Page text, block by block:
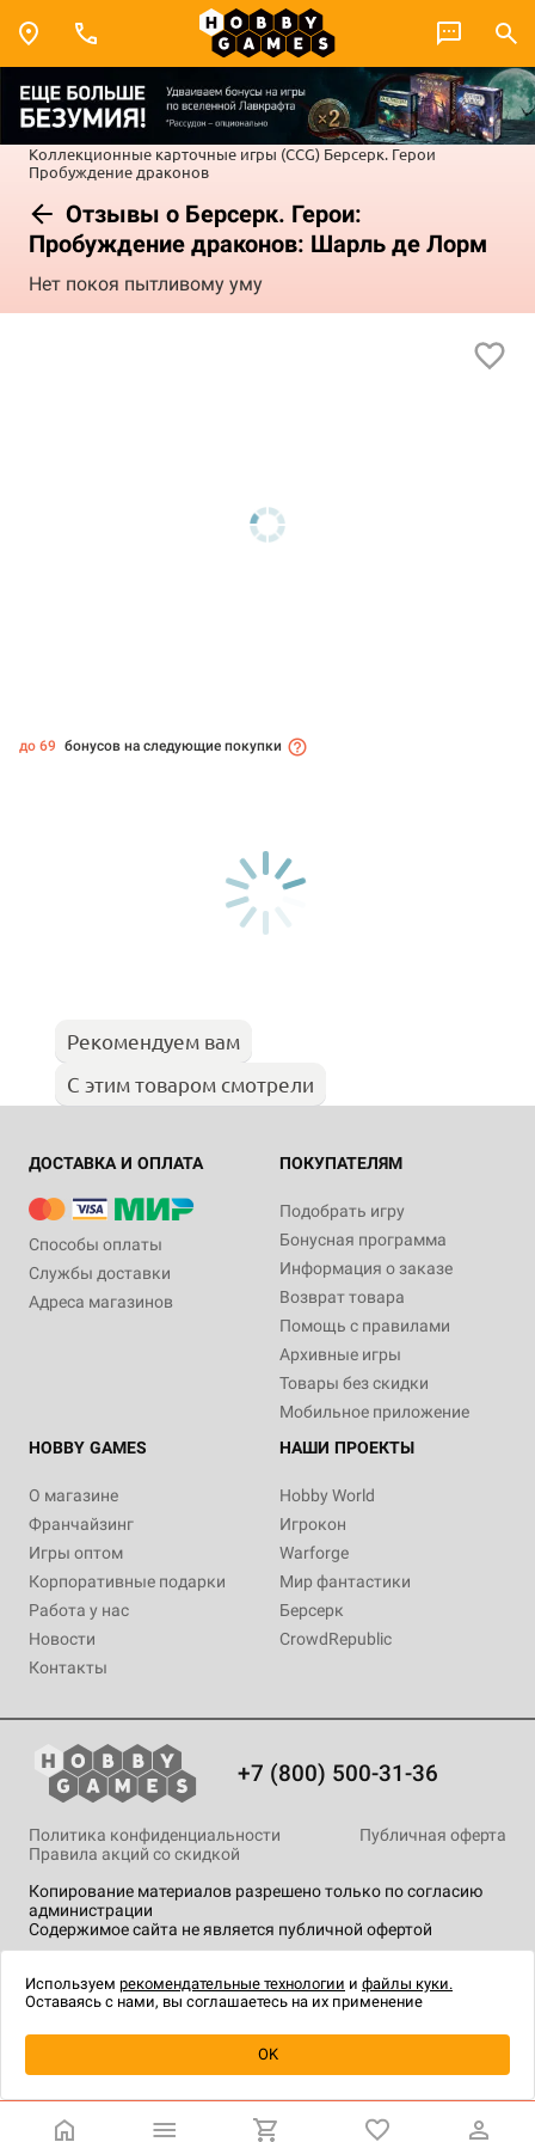
Коллекционные карточные игры (CCG) Берсерк. Герои
Пробуждение драконов
Отзывы о Берсерк. Герои:
Пробуждение драконов: Шарль де Лорм
Нет покоя пытливому уму
Уведомить о наличии
до 69 бонусов на следующие покупки
Рекомендуем вам
С этим товаром смотрели
ДОСТАВКА И ОПЛАТА
Способы оплаты
Службы доставки
Адреса магазинов
ПОКУПАТЕЛЯМ
Подобрать игру
Бонусная программа
Информация о заказе
Возврат товара
Помощь с правилами
Архивные игры
Товары без скидки
Мобильное приложение
HOBBY GAMES
О магазине
Франчайзинг
Игры оптом
Корпоративные подарки
Работа у нас
Новости
Контакты
НАШИ ПРОЕКТЫ
Hobby World
Игрокон
Warforge
Мир фантастики
Берсерк
CrowdRepublic
+7 (800) 500-31-36
Копирование материалов разрешено только по согласию
администрации
Содержимое сайта не является публичной офертой
Политика конфиденциальности
Публичная оферта
Правила акций со скидкой
технологии.
Используем рекомендательные технологии и файлы куки.
Оставаясь с нами, вы соглашаетесь на их применение
OK